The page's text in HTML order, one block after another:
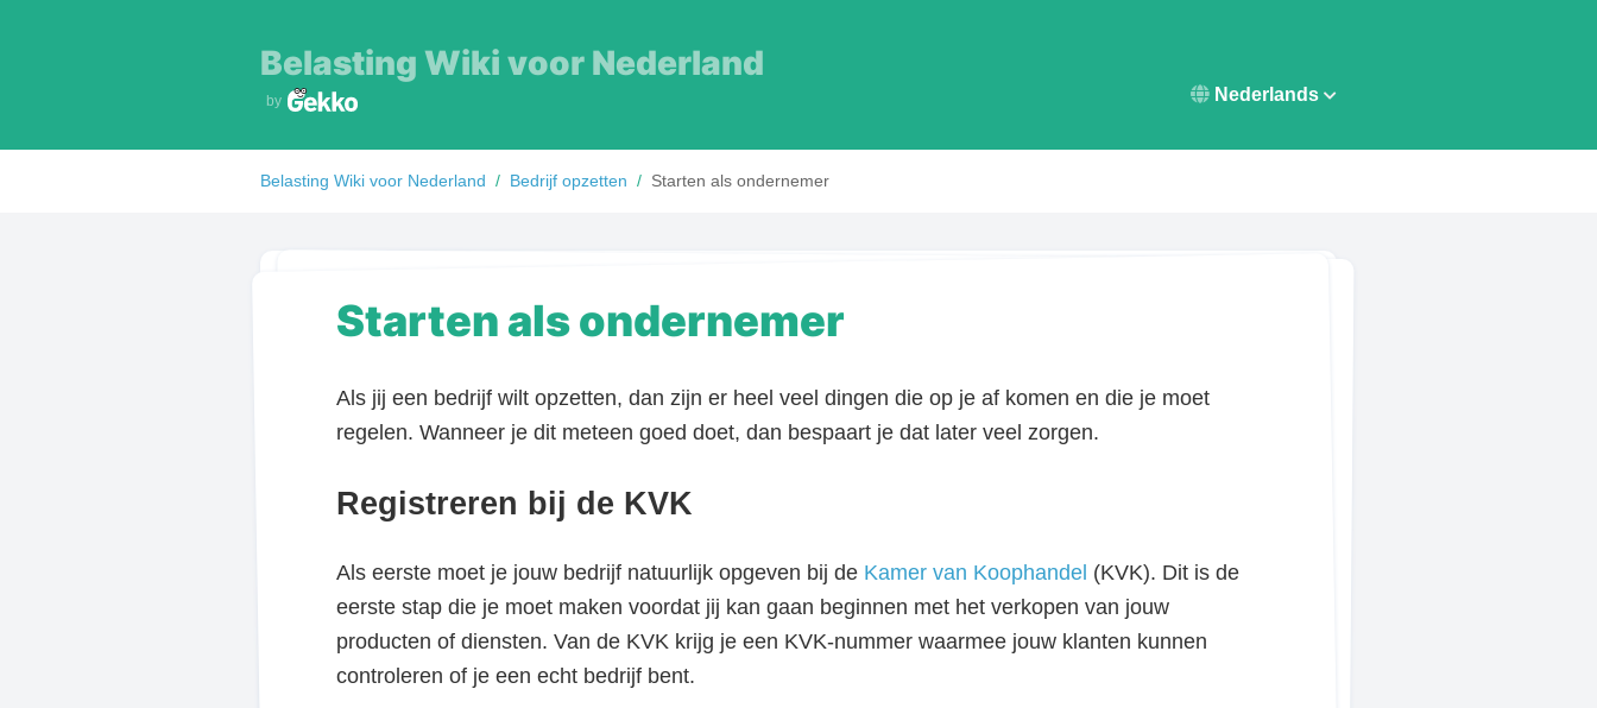
Belasting Wiki voor Nederland
by Nederlands
Belasting Wiki voor Nederland / Bedrijf opzetten / Starten als ondernemer
Starten als ondernemer
Als jij een bedrijf wilt opzetten, dan zijn er heel veel dingen die op je af komen en die je moet
regelen. Wanneer je dit meteen goed doet, dan bespaart je dat later veel zorgen.
Registreren bij de KVK
Als eerste moet je jouw bedrijf natuurlijk opgeven bij de Kamer van Koophandel (KVK). Dit is de
eerste stap die je moet maken voordat jij kan gaan beginnen met het verkopen van jouw
producten of diensten. Van de KVK krijg je een KVK-nummer waarmee jouw klanten kunnen
controleren of je een echt bedrijf bent.